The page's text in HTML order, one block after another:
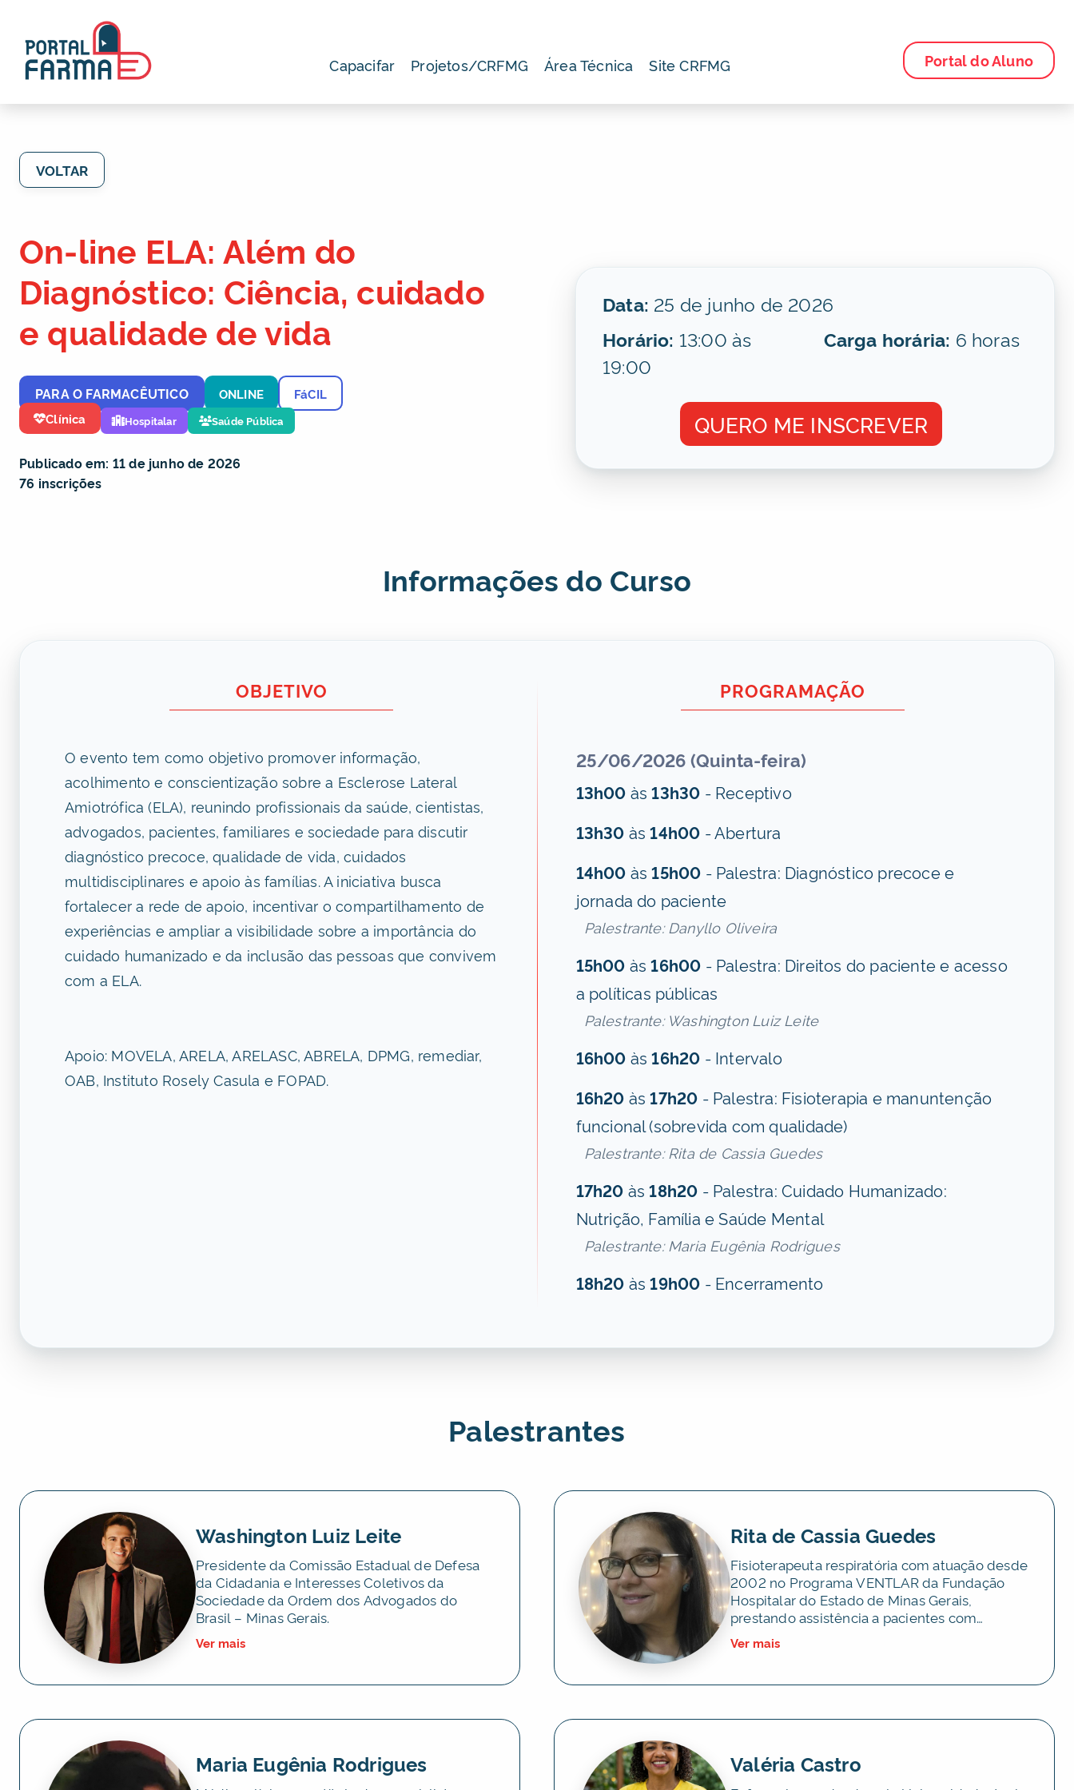
Capacifar Projetos/CRFMG Área Técnica Site CRFMG Portal do Aluno
VOLTAR
On-line ELA: Além do
Diagnóstico: Ciência, cuidado
e qualidade de vida
PARA O FARMACÊUTICO ONLINE
FáCIL
Clínica
Hospitalar Saúde Pública
Publicado em: 11 de junho de 2026
76 inscrições
Data: 25 de junho de 2026
Horário: 13:00 às
19:00
Carga horária: 6 horas
QUERO ME INSCREVER
Informações do Curso
OBJETIVO
O evento tem como objetivo promover informação,
acolhimento e conscientização sobre a Esclerose Lateral
Amiotrófica (ELA), reunindo profissionais da saúde, cientistas,
advogados, pacientes, familiares e sociedade para discutir
diagnóstico precoce, qualidade de vida, cuidados
multidisciplinares e apoio às famílias. A iniciativa busca
fortalecer a rede de apoio, incentivar o compartilhamento de
experiências e ampliar a visibilidade sobre a importância do
cuidado humanizado e da inclusão das pessoas que convivem
com a ELA.
Apoio: MOVELA, ARELA, ARELASC, ABRELA, DPMG, remediar,
OAB, Instituto Rosely Casula e FOPAD.
PROGRAMAÇÃO
25/06/2026 (Quinta-feira)
13h00 às13h30 - Receptivo
13h30 às14h00 - Abertura
14h00 às15h00 - Palestra: Diagnóstico precoce e
jornada do paciente
Palestrante: Danyllo Oliveira
15h00 às16h00 - Palestra: Direitos do paciente e acesso
a políticas públicas
Palestrante: Washington Luiz Leite
16h00 às16h20 - Intervalo
16h20 às17h20 - Palestra: Fisioterapia e manuntenção
funcional (sobrevida com qualidade)
Palestrante: Rita de Cassia Guedes
17h20 às18h20 - Palestra: Cuidado Humanizado:
Nutrição, Família e Saúde Mental
Palestrante: Maria Eugênia Rodrigues
18h20 às19h00 - Encerramento
Palestrantes
Washington Luiz Leite
Presidente da Comissão Estadual de Defesa
da Cidadania e Interesses Coletivos da
Sociedade da Ordem dos Advogados do
Brasil – Minas Gerais.
Ver mais
Rita de Cassia Guedes
Fisioterapeuta respiratória com atuação desde
2002 no Programa VENTLAR da Fundação
Hospitalar do Estado de Minas Gerais,
prestando assistência a pacientes com
doenças neuromusculares. Possui ampla
experiência em ventilação não invasiva,
fisioterapêutico respiratório em adultos e
congressos nacionais sobre fisioterapia
doenças neuromusculares. Coautora de
capítulos publicados pela PROFISIO, com foco
Ver mais
Maria Eugênia Rodrigues Valéria Castro